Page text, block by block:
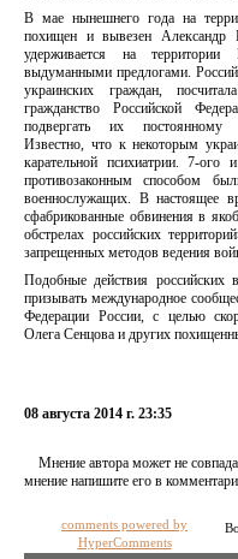
В мае нынешнего года на
похищен и вывезен Александр
удерживается на
выдуманными предлогами.
украинских граждан,
гражданство Российской
подвергать их постоянному
Известно, что к некоторым
карательной психиатрии. 7-ого
противозаконным способом
военнослужащих. В настоящее
сфабрикованные обвинения в
обстрелах российских
запрещенных методов ведения
Подобные действия российских
призывать международное
Федерации России, с целью
Олега Сенцова и других
08 августа 2014 г. 23:35
Мнение автора может не
мнение напишите его в
comments powered by
HyperComments